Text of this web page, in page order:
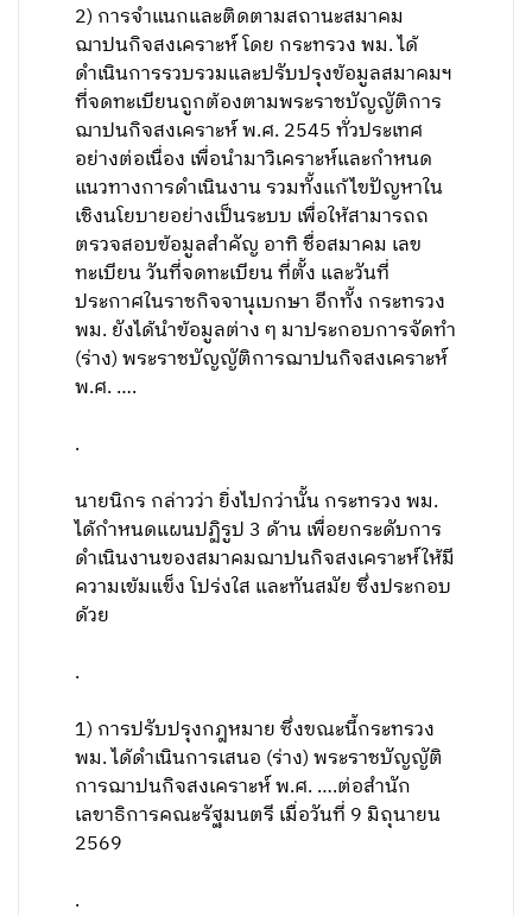
2) การจำแนกและติดตามสถานะสมาคม
ฌาปนกิจสงเคราะห์ โดย กระทรวง พม. ได้
ดำเนินการรวบรวมและปรับปรุงข้อมูลสมาคมฯ
ที่จดทะเบียนถูกต้องตามพระราชบัญญัติการ
ฌาปนกิจสงเคราะห์ พ.ศ. 2545 ทั่วประเทศ
อย่างต่อเนื่อง เพื่อนำมาวิเคราะห์และกำหนด
แนวทางการดำเนินงาน รวมทั้งแก้ไขปัญหาใน
เชิงนโยบายอย่างเป็นระบบ เพื่อให้สามารถถ
ตรวจสอบข้อมูลสำคัญ อาทิ ชื่อสมาคม เลข
ทะเบียน วันที่จดทะเบียน ที่ตั้ง และวันที่
ประกาศในราชกิจจานุเบกษา อีกทั้ง กระทรวง
พม. ยังได้นำข้อมูลต่าง ๆ มาประกอบการจัดทำ
(ร่าง) พระราชบัญญัติการฌาปนกิจสงเคราะห์
พ.ศ. ….
.
นายนิกร กล่าวว่า ยิ่งไปกว่านั้น กระทรวง พม.
ได้กำหนดแผนปฏิรูป 3 ด้าน เพื่อยกระดับการ
ดำเนินงานของสมาคมฌาปนกิจสงเคราะห์ให้มี
ความเข้มแข็ง โปร่งใส และทันสมัย ซึ่งประกอบ
ด้วย
.
1) การปรับปรุงกฎหมาย ซึ่งขณะนี้กระทรวง
พม. ได้ดำเนินการเสนอ (ร่าง) พระราชบัญญัติ
การฌาปนกิจสงเคราะห์ พ.ศ. ….ต่อสำนัก
เลขาธิการคณะรัฐมนตรี เมื่อวันที่ 9 มิถุนายน
2569
.